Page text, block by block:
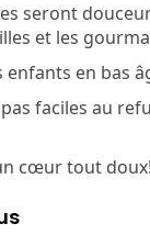
seront
et les
enfants en bas
faciles au
cœur tout doux!